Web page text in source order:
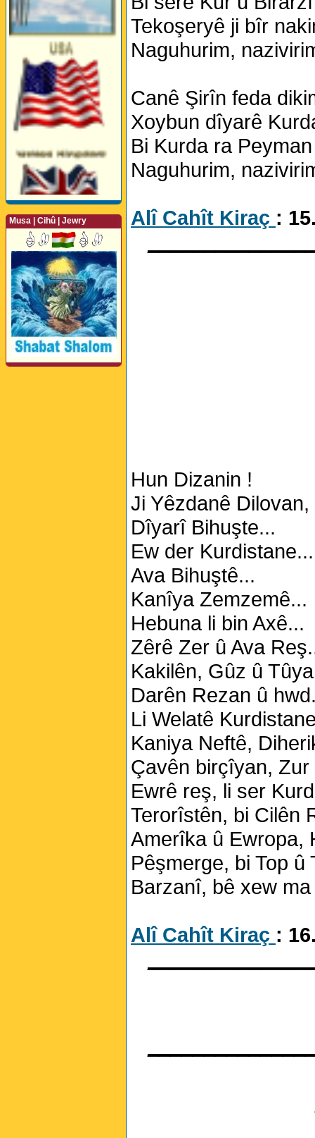
Perwerde ya Zimanê
Kurdî û Îngîlîzî
Musa | Cihû | Jewry
Tekoşeryê ji bîr
Naguhurim,
Canê Şirîn feda
Xoybun dîyarê
Bi Kurda ra
Naguhurim,
Alî Cahît Kiraç :
Hun Dizanin !
Ji Yêzdanê Dilovan,
Dîyarî Bihuşte...
Ew der Kurdistane...
Ava Bihuştê...
Kanîya Zemzemê...
Hebuna li bin Axê...
Zêrê Zer û Ava
Kakilên, Gûz û
Darên Rezan û
Li Welatê
Kaniya Neftê,
Çavên birçîyan, Zur
Ewrê reş, li ser
Terorîstên, bi Cilên
Amerîka û Ewropa,
Pêşmerge, bi Top û
Barzanî, bê xew
Alî Cahît Kiraç :